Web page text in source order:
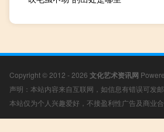
Copyright © 2012 - 2026 文化艺术资讯网
声明：本站内容来自互联网，如信息有错误可发
本站仅为个人兴趣爱好，不接盈利性广告及商业